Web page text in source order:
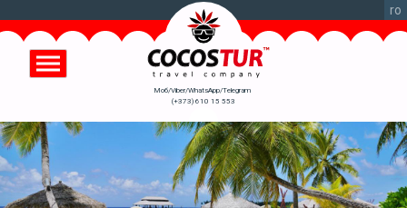
к
основному
содержанию
ro
Моб/Viber/WhatsApp/Telegram
(+373) 610 15 553